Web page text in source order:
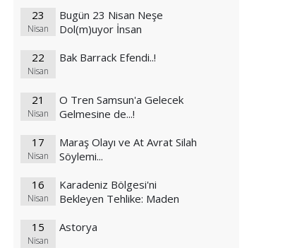
23
Nisan
Bugün 23 Nisan Neşe
Dol(m)uyor İnsan
22
Nisan
Bak Barrack Efendi..!
21
Nisan
O Tren Samsun'a Gelecek
Gelmesine de...!
17
Nisan
Maraş Olayı ve At Avrat Silah
Söylemi...
16
Nisan
Karadeniz Bölgesi'ni
Bekleyen Tehlike: Maden
15
Nisan
Astorya